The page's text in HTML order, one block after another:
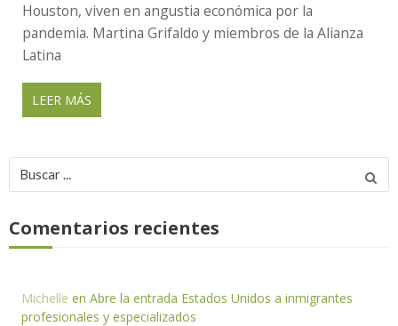
Houston, viven en angustia económica por la
pandemia. Martina Grifaldo y miembros de la Alianza
Latina
LEER MÁS
Buscar
por:
Comentarios recientes
Michelle en Abre la entrada Estados Unidos a inmigrantes
profesionales y especializados